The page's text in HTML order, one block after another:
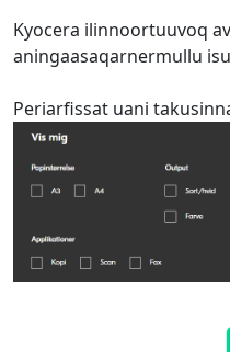
Kyocera ilinnoortuuvoq
aningaasaqarnermullu
Periarfissat uani